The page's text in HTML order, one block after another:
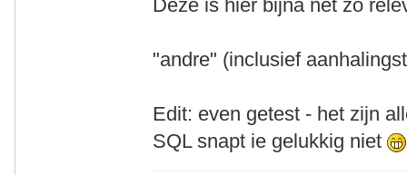
Deze is hier bijna net zo
"andre" (inclusief
Edit: even getest - het zijn
SQL snapt ie gelukkig niet